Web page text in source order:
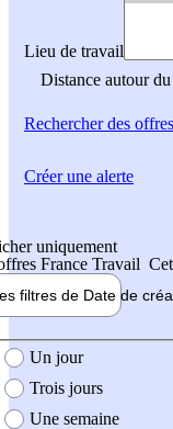
Lieu de travail
Distance autour
Rechercherdes offres
uniquement
France Travail
filtres de Date de
création de l'offre
Un jour
Trois jours
Une semaine
Créer une alerte